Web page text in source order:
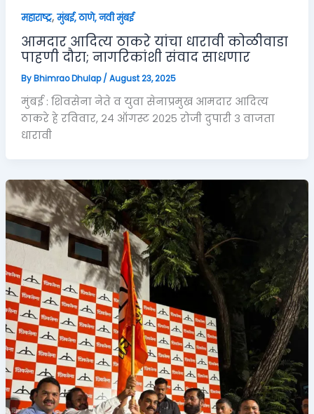
महाराष्ट्र, मुंबई, ठाणे, नवी मुंबई
आमदार आदित्य ठाकरे यांचा धारावी कोळीवाडा
पाहणी दौरा; नागरिकांशी संवाद साधणार
By Bhimrao Dhulap/ August 23, 2025
मुंबई : शिवसेना नेते व युवा सेनाप्रमुख आमदार आदित्य
ठाकरे हे रविवार, २४ ऑगस्ट २०२५ रोजी दुपारी ३ वाजता
धारावी